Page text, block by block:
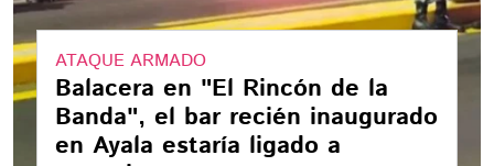
ATAQUE ARMADO
Balacera en "El Rincón de la
Banda", el bar recién inaugurado
en Ayala estaría ligado a